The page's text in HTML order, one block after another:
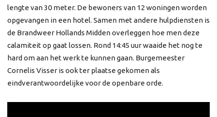
lengte van 30 meter. De bewoners van 12 woningen worden
opgevangen in een hotel. Samen met andere hulpdiensten is
de Brandweer Hollands Midden overleggen hoe men deze
calamiteit op gaat lossen. Rond 14:45 uur waaide het nog te
hard om aan het werk te kunnen gaan. Burgemeester
Cornelis Visser is ook ter plaatse gekomen als
eindverantwoordelijke voor de openbare orde.